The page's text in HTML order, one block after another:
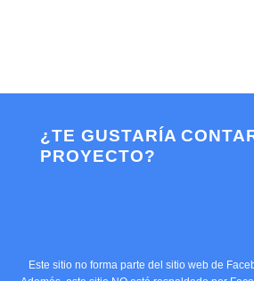
¿TE GUSTARÍA
PROYECTO?
Este sitio no forma parte del sitio web de